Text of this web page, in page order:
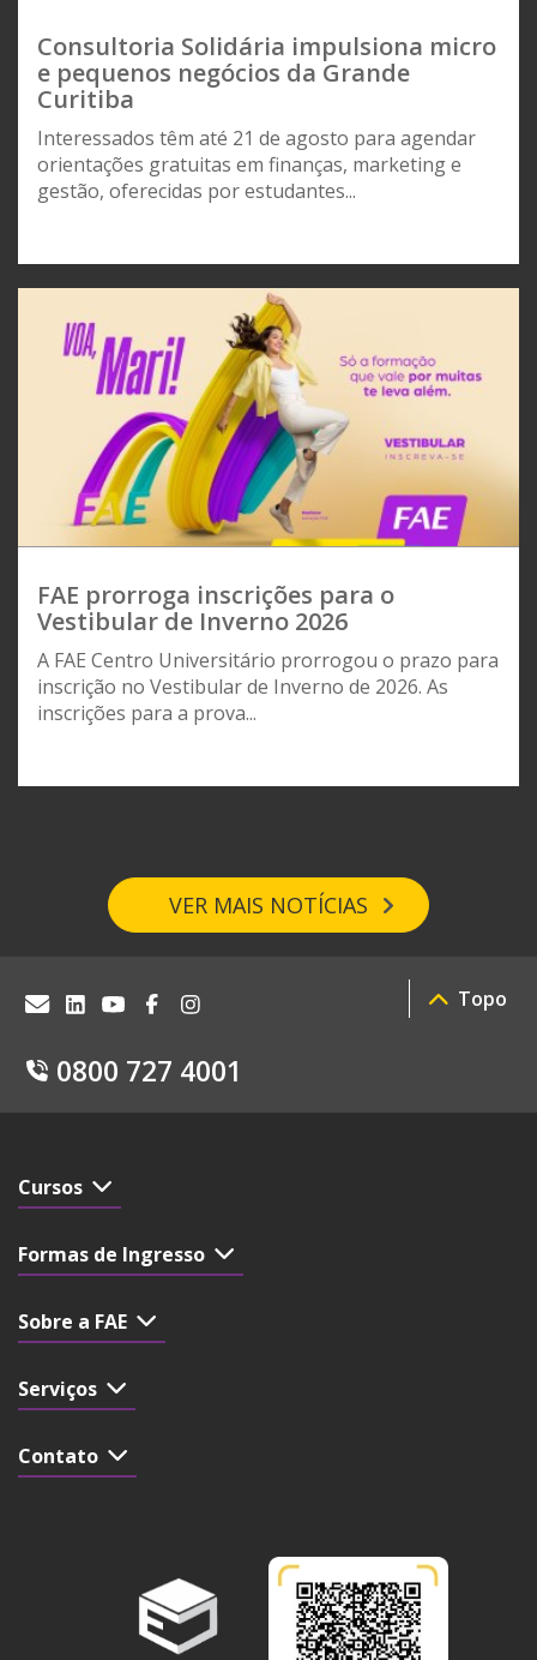
Consultoria Solidária impulsiona micro
e pequenos negócios da Grande
Curitiba
Interessados têm até 21 de agosto para agendar
orientações gratuitas em finanças, marketing e
gestão, oferecidas por estudantes...
FAE prorroga inscrições para o
Vestibular de Inverno 2026
A FAE Centro Universitário prorrogou o prazo para
inscrição no Vestibular de Inverno de 2026. As
inscrições para a prova...
VER MAIS NOTÍCIAS
0800 727 4001
Topo
Cursos
Formas de Ingresso
Sobre a FAE
Serviços
Contato